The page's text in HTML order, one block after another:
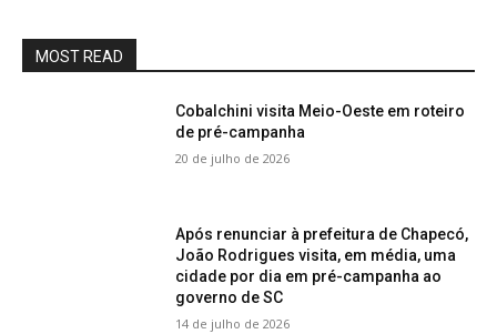
MOST READ
Cobalchini visita Meio-Oeste em roteiro
de pré-campanha
20 de julho de 2026
Após renunciar à prefeitura de Chapecó,
João Rodrigues visita, em média, uma
cidade por dia em pré-campanha ao
governo de SC
14 de julho de 2026